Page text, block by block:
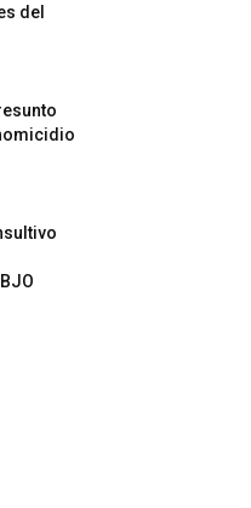
del